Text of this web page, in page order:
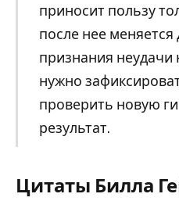
приносит пользу
после нее меняется
признания неудачи
нужно
проверить новую
результат.
Цитаты Билла